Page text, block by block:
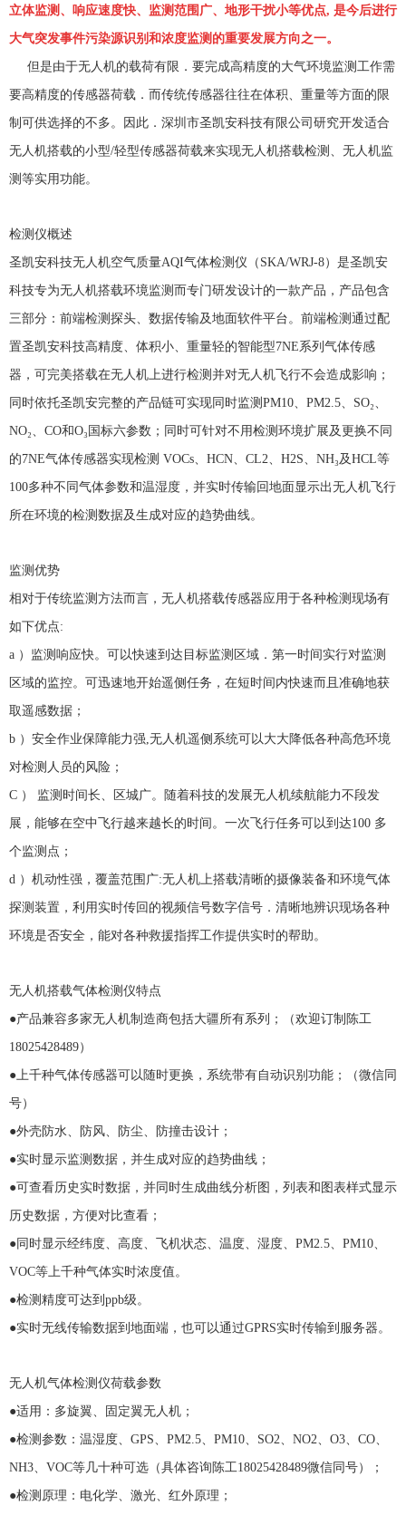
立体监测、响应速度快、监测范围广、地形干扰小等优点, 是今后进行
大气突发事件污染源识别和浓度监测的重要发展方向之一。
但是由于无人机的载荷有限．要完成高精度的大气环境监测工作需
要高精度的传感器荷载．而传统传感器往往在体积、重量等方面的限
制可供选择的不多。因此．深圳市圣凯安科技有限公司研究开发适合
无人机搭载的小型/轻型传感器荷载来实现无人机搭载检测、无人机监
测等实用功能。
检测仪概述
圣凯安科技无人机空气质量AQI气体检测仪 （ SKA/WRJ-8）是圣凯安
科技专为无人机搭载环境监测而专门研发设计的一款产品，产品包含
三部分：前端检测探头、数据传输及地面软件平台。前端检测通过配
置圣凯安科技高精度、体积小、重量轻的智能型7NE系列气体传感
器，可完美搭载在无人机上进行检测并对无人机飞行不会造成影响；
同时依托圣凯安完整的产品链可实现同时监测 PM10、 PM2.5、 SO₂、
NO₂、 CO和O₃国标六参数；同时可针对不用检测环境扩展及更换不同
的7NE气体传感器实现检测 VOCs、 HCN、 CL2、 H2S、 NH₃及HCL等
100多种不同气体参数和温湿度，并实时传输回地面显示出无人机飞行
所在环境的检测数据及生成对应的趋势曲线。
监测优势
相对于传统监测方法而言，无人机搭载传感器应用于各种检测现场有
如下优点:
a ）监测响应快。可以快速到达目标监测区域．第一时间实行对监测
区域的监控。可迅速地开始遥侧任务，在短时间内快速而且准确地获
取遥感数据；
b ）安全作业保障能力强,无人机遥侧系统可以大大降低各种高危环境
对检测人员的风险；
C ） 监测时间长、区城广。随着科技的发展无人机续航能力不段发
展，能够在空中飞行越来越长的时间。一次飞行任务可以到达100 多
个监测点；
d ）机动性强，覆盖范围广:无人机上搭载清晰的摄像装备和环境气体
探测装置，利用实时传回的视频信号数字信号．清晰地辨识现场各种
环境是否安全，能对各种救援指挥工作提供实时的帮助。
无人机搭载气体检测仪特点
●产品兼容多家无人机制造商包括大疆所有系列；（欢迎订制陈工
18025428489）
●上千种气体传感器可以随时更换，系统带有自动识别功能；（微信同
号）
●外壳防水、防风、防尘、防撞击设计；
●实时显示监测数据，并生成对应的趋势曲线；
●可查看历史实时数据，并同时生成曲线分析图，列表和图表样式显示
历史数据，方便对比查看；
●同时显示经纬度、高度、飞机状态、温度、湿度、 PM2.5、 PM10、
VOC等上千种气体实时浓度值。
●检测精度可达到 ppb级。
●实时无线传输数据到地面端，也可以通过GPRS实时传输到服务器。
无人机气体检测仪荷载参数
●适用：多旋翼、固定翼无人机；
●检测参数：温湿度、 GPS、 PM2.5、 PM10、 SO2、 NO2、 O3、 CO、
NH3、 VOC等几十种可选（具体咨询陈工18025428489微信同号）；
●检测原理：电化学、激光、红外原理；